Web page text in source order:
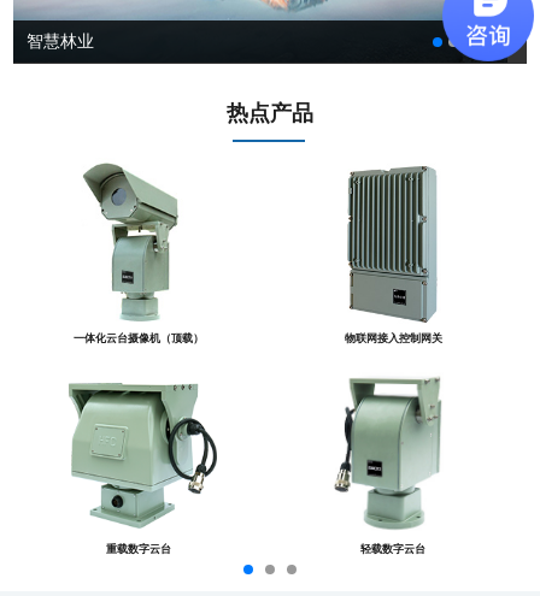
智慧林业
热点产品
一体化云台摄像机（顶载） 物联网接入控制网关
重载数字云台 轻载数字云台